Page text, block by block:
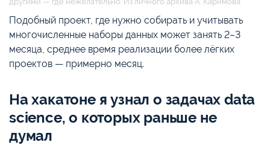
Подобный проект, где нужно собирать и учитывать
многочисленные наборы данных может занять 2–3
месяца, среднее время реализации более лёгких
проектов — примерно месяц.
На хакатоне я узнал о задачах data
science, о которых раньше не
думал